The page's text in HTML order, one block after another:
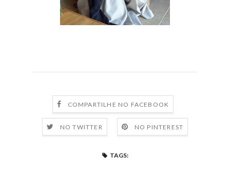
COMPARTILHE NO FACEBOOK
NO TWITTER NO PINTEREST
TAGS: